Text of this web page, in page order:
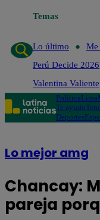
Temas
Lo último
Me
Perú Decide 2026
Valentina Valiente
PolíticaLima
Te ayudo
Deportes
Lo mejor amg
Chancay:
pareja